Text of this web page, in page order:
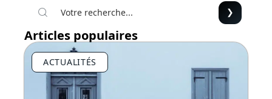
Articles populaires
ACTUALITÉS